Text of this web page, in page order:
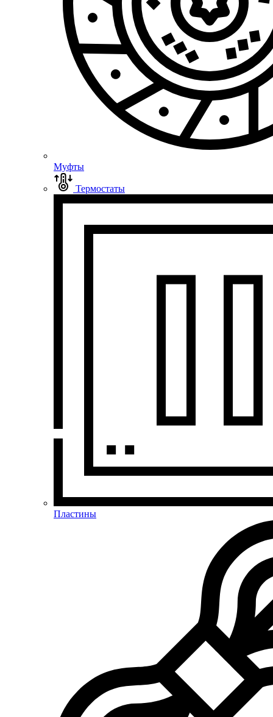
Муфты
Термостаты
Пластины